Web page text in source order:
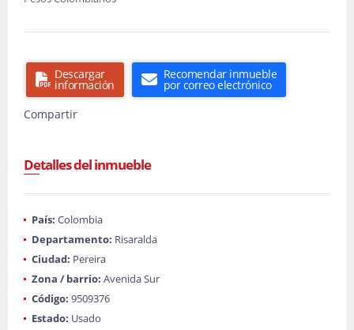
Descargar
información
Recomendar inmueble
por correo electrónico
Compartir
Detalles del inmueble
País: Colombia
Departamento: Risaralda
Ciudad: Pereira
Zona / barrio: Avenida Sur
Código: 9509376
Estado: Usado